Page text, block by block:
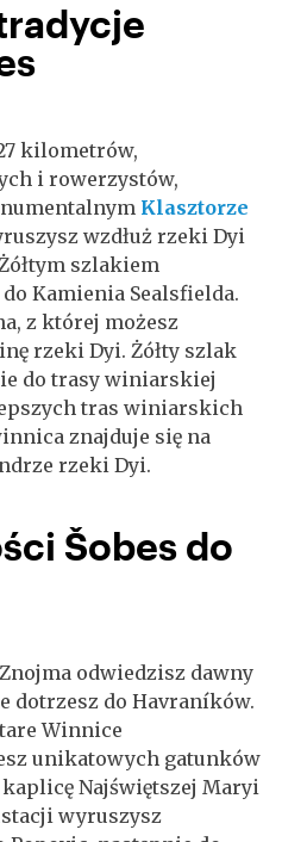
kilometrów,
i rowerzystów,
Klasztorze
wzdłuż rzeki Dyi
szlakiem
Kamienia Sealsfielda.
z której możesz
rzeki Dyi. Żółty szlak
do trasy winiarskiej
tras winiarskich
znajduje się na
rzeki Dyi.
Šobes do
odwiedzisz dawny
dotrzesz do Havraníków.
Winnice
unikatowych gatunków
Najświętszej Maryi
wyruszysz